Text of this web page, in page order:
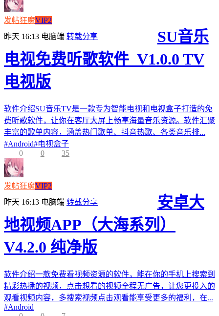
发帖狂魔VIP2
昨天 16:13 电脑端 转载分享
SU音乐
电视免费听歌软件_V1.0.0 TV
电视版
软件介绍SU音乐TV是一款专为智能电视和电视盒子打造的免
费听歌软件，让你在客厅大屏上畅享海量音乐资源。软件汇聚
丰富的歌单内容，涵盖热门歌单、抖音热歌、各类音乐排...
#Android#电视盒子
0
0 35
发帖狂魔VIP2
昨天 16:13 电脑端 转载分享
安卓大
地视频APP（大海系列）
V4.2.0 纯净版
软件介绍一款免费看视频资源的软件，能在你的手机上搜索到
精彩热播的视频，点击想看的视频全程无广告，让您更投入的
观看视频内容，多搜索视频点击观看能享受更多的福利，在...
#Android